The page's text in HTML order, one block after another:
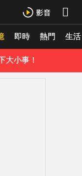
即時 熱門 生活
大小事！
移送北檢遭收押